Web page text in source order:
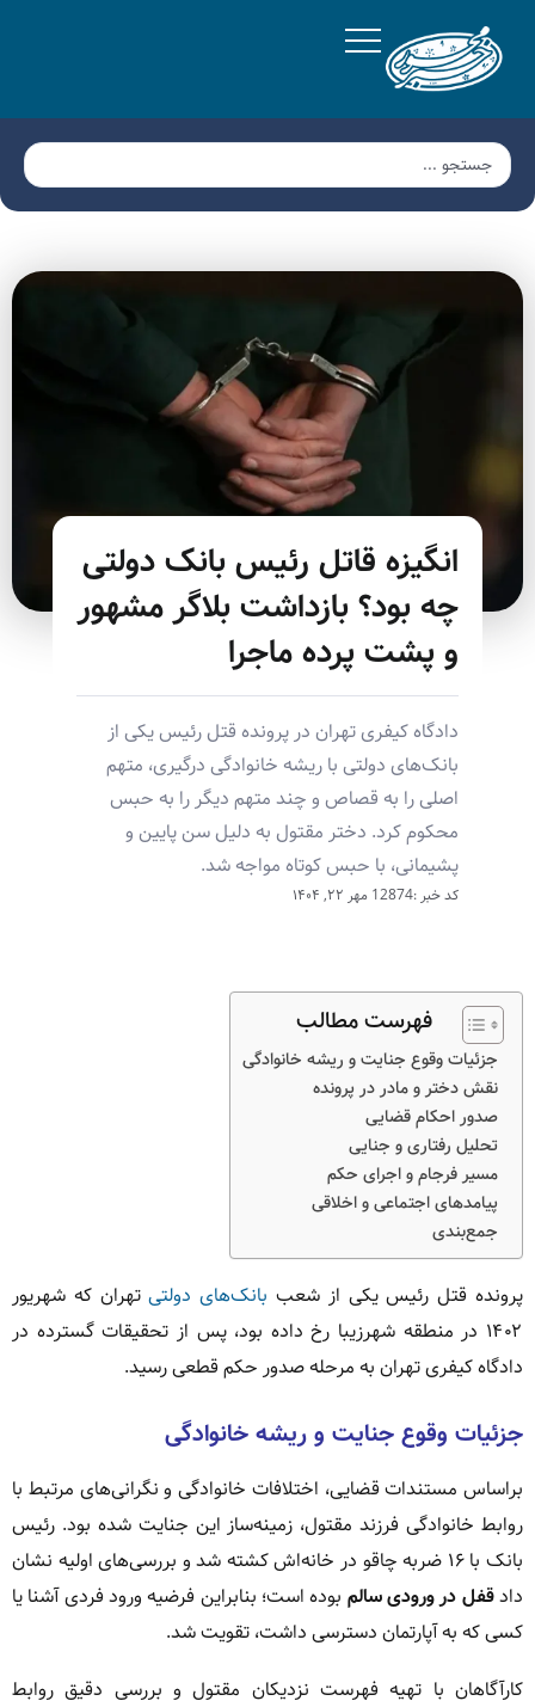
انگیزه قاتل رئیس بانک دولتی
چه بود؟ بازداشت بلاگر مشهور
و پشت پرده ماجرا
دادگاه کیفری تهران در پرونده قتل رئیس یکی از
بانک‌های دولتی با ریشه خانوادگی درگیری، متهم
اصلی را به قصاص و چند متهم دیگر را به حبس
محکوم کرد. دختر مقتول به دلیل سن پایین و
پشیمانی، با حبس کوتاه مواجه شد.
کد خبر :12874 مهر ۲۲, ۱۴۰۴
فهرست مطالب
جزئیات وقوع جنایت و ریشه خانوادگی
نقش دختر و مادر در پرونده
صدور احکام قضایی
تحلیل رفتاری و جنایی
مسیر فرجام و اجرای حکم
پیامدهای اجتماعی و اخلاقی
جمع‌بندی
پرونده قتل رئیس یکی از شعب بانک‌های دولتیتهران که شهریور
۱۴۰۲ در منطقه شهرزیبا رخ داده بود، پس از تحقیقات گسترده در
دادگاه کیفری تهران به مرحله صدور حکم قطعی رسید.
جزئیات وقوع جنایت و ریشه خانوادگی
براساس مستندات قضایی، اختلافات خانوادگی و نگرانی‌های مرتبط با
روابط خانوادگی فرزند مقتول، زمینه‌ساز این جنایت شده بود. رئیس
بانک با ۱۶ ضربه چاقو در خانه‌اش کشته شد و بررسی‌های اولیه نشان
دادقفل در ورودی سالم بوده است؛ بنابراین فرضیه ورود فردی آشنا یا
کسی که به آپارتمان دسترسی داشت، تقویت شد.
کارآگاهان با تهیه فهرست نزدیکان مقتول و بررسی دقیق روابط